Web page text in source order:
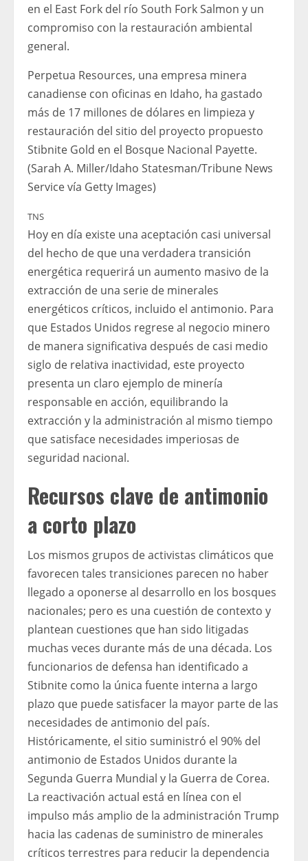
en el East Fork del río South Fork Salmon y un
compromiso con la restauración ambiental
general.
Perpetua Resources, una empresa minera
canadiense con oficinas en Idaho, ha gastado
más de 17 millones de dólares en limpieza y
restauración del sitio del proyecto propuesto
Stibnite Gold en el Bosque Nacional Payette.
(Sarah A. Miller/Idaho Statesman/Tribune News
Service vía Getty Images)
TNS
Hoy en día existe una aceptación casi universal
del hecho de que una verdadera transición
energética requerirá un aumento masivo de la
extracción de una serie de minerales
energéticos críticos, incluido el antimonio. Para
que Estados Unidos regrese al negocio minero
de manera significativa después de casi medio
siglo de relativa inactividad, este proyecto
presenta un claro ejemplo de minería
responsable en acción, equilibrando la
extracción y la administración al mismo tiempo
que satisface necesidades imperiosas de
seguridad nacional.
Recursos clave de antimonio
a corto plazo
Los mismos grupos de activistas climáticos que
favorecen tales transiciones parecen no haber
llegado a oponerse al desarrollo en los bosques
nacionales; pero es una cuestión de contexto y
plantean cuestiones que han sido litigadas
muchas veces durante más de una década. Los
funcionarios de defensa han identificado a
Stibnite como la única fuente interna a largo
plazo que puede satisfacer la mayor parte de las
necesidades de antimonio del país.
Históricamente, el sitio suministró el 90% del
antimonio de Estados Unidos durante la
Segunda Guerra Mundial y la Guerra de Corea.
La reactivación actual está en línea con el
impulso más amplio de la administración Trump
hacia las cadenas de suministro de minerales
críticos terrestres para reducir la dependencia